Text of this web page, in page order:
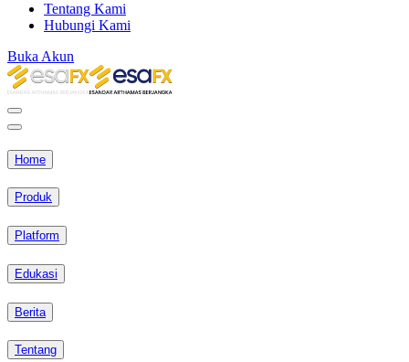
Tentang Kami
Hubungi Kami
Buka Akun
Home
Produk
Platform
Edukasi
Berita
Tentang